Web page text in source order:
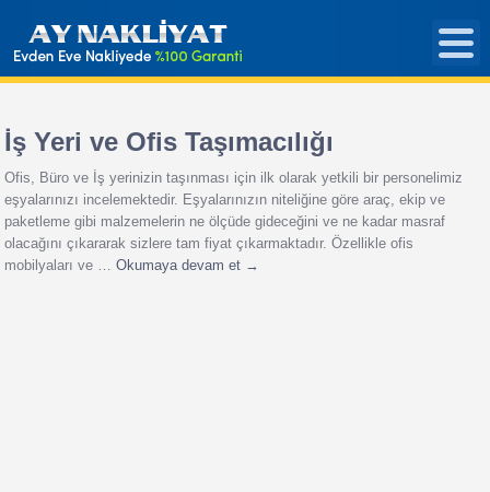
İş Yeri ve Ofis Taşımacılığı
Ofis, Büro ve İş yerinizin taşınması için ilk olarak yetkili bir personelimiz
eşyalarınızı incelemektedir. Eşyalarınızın niteliğine göre araç, ekip ve
paketleme gibi malzemelerin ne ölçüde gideceğini ve ne kadar masraf
olacağını çıkararak sizlere tam fiyat çıkarmaktadır. Özellikle ofis
mobilyaları ve …Okumaya devam et →